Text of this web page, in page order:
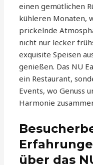
einen gemütlichen
kühleren Monaten,
prickelnde
nicht nur lecker
exquisite Speisen
genießen. Das NU
ein Restaurant,
Events, wo Genuss
Harmonie
über das